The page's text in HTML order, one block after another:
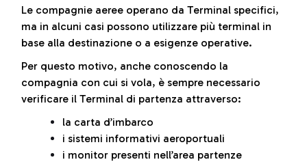
Le compagnie aeree operano da Terminal specifici,
ma in alcuni casi possono utilizzare più terminal in
base alla destinazione o a esigenze operative.
Per questo motivo, anche conoscendo la
compagnia con cui si vola, è sempre necessario
verificare il Terminal di partenza attraverso:
la carta d’imbarco
i sistemi informativi aeroportuali
i monitor presenti nell’area partenze